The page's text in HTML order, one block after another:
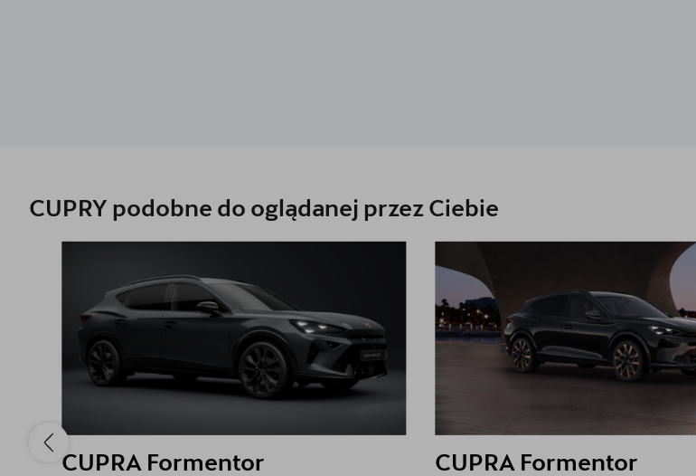
CUPRY podobne do oglądanej przez Ciebie
CUPRA Formentor CUPRA Formentor